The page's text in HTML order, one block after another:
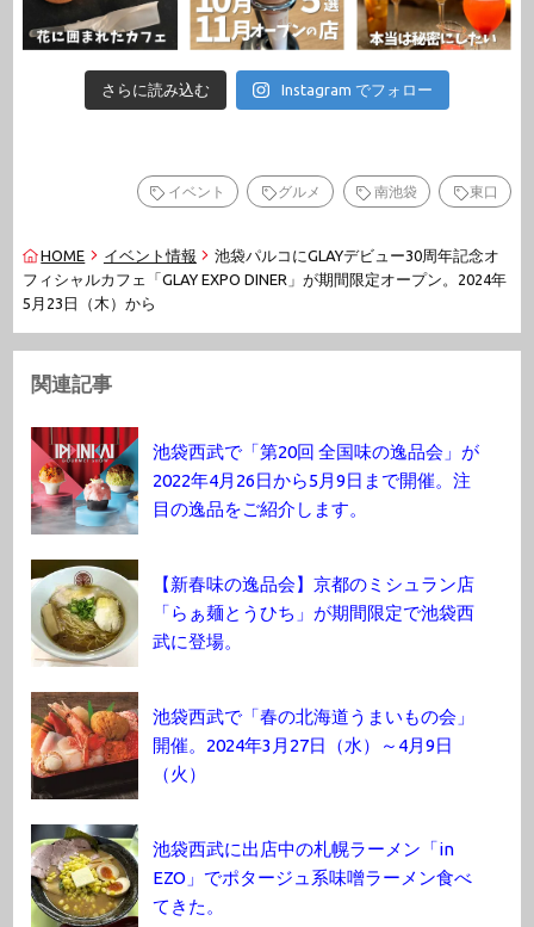
さらに読み込む Instagram でフォロー
イベント グルメ 南池袋 東口
HOME イベント情報
池袋パルコにGLAYデビュー30周年記念オ
フィシャルカフェ「GLAY EXPO DINER」が期間限定オープン。2024年
5月23日（木）から
関連記事
池袋西武で「第20回 全国味の逸品会」が
2022年4月26日から5月9日まで開催。注
目の逸品をご紹介します。
【新春味の逸品会】京都のミシュラン店
「らぁ麺とうひち」が期間限定で池袋西
武に登場。
池袋西武で「春の北海道うまいもの会」
開催。2024年3月27日（水）～4月9日
（火）
池袋西武に出店中の札幌ラーメン「in
EZO」でポタージュ系味噌ラーメン食べ
てきた。